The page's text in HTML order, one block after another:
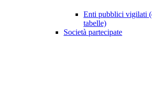
Enti pubblici vigilati
tabelle)
Società partecipate